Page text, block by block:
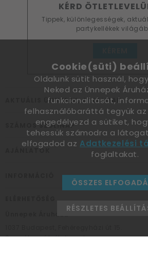
KÉRD
Tippek, különlegességek,
partykellékek
AKTUÁLIS ÜNNEPEK, ALKALMAK
SZÁMOS SZÜLINAP
AJÁNLATOK
Ünnepek Áruháza
Személyes átvételi pont
Cookie(süti)
Oldalunk sütit használ,
Neked az Ünnepek
funkcionalitását,
felhasználóbaráttá tegyük az
engedélyezd a sütiket,
tehessük számodra a
elfogadod az Adatkezelési
foglaltakat.
ÖSSZES
RÉSZLETES